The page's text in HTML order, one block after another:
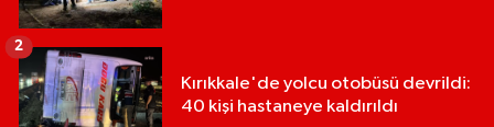
Kırıkkale'de yolcu otobüsü devrildi:
40 kişi hastaneye kaldırıldı
2